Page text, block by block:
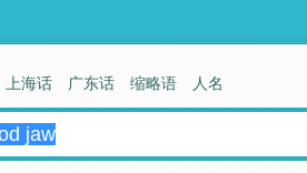
上海话 广东话 缩略语 人名